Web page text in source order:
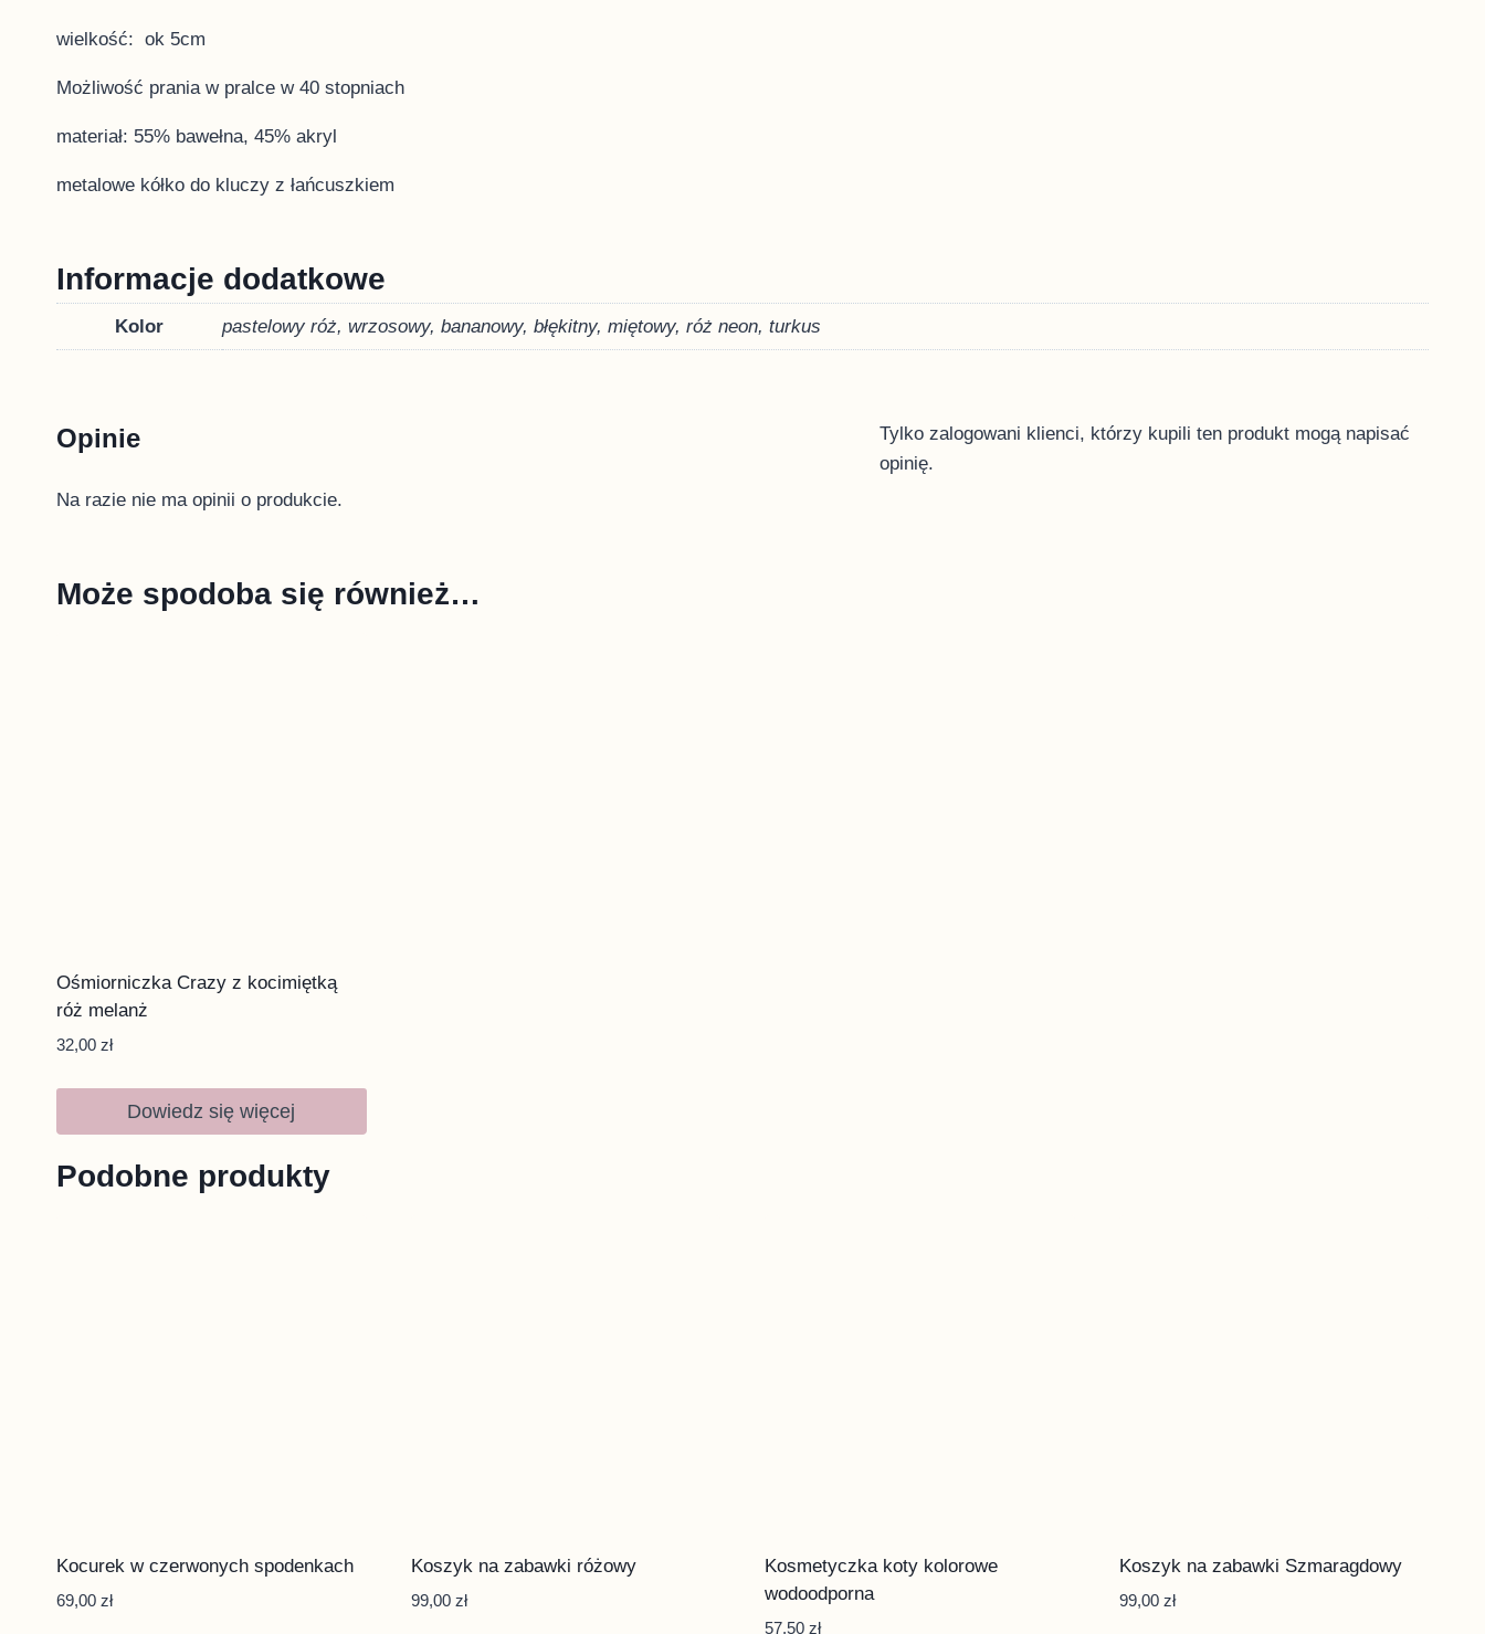
wielkość: ok 5cm
Możliwość prania w pralce w 40 stopniach
materiał: 55% bawełna, 45% akryl
metalowe kółko do kluczy z łańcuszkiem
Informacje dodatkowe
Kolor pastelowy róż, wrzosowy, bananowy, błękitny, miętowy, róż neon, turkus
Opinie
Na razie nie ma opinii o produkcie.
Tylko zalogowani klienci, którzy kupili ten produkt mogą napisać
opinię.
Może spodoba się również…
Ośmiorniczka Crazy z kocimiętką
róż melanż
32,00 zł
Dowiedz się więcej
Podobne produkty
Kocurek w czerwonych spodenkach
69,00 zł
Koszyk na zabawki różowy
99,00 zł
Kosmetyczka koty kolorowe
wodoodporna
57,50 zł
Koszyk na zabawki Szmaragdowy
99,00 zł